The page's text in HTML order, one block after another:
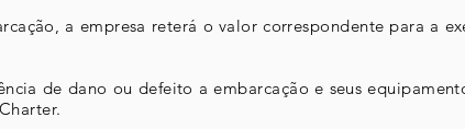
a empresa reterá o valor correspondente para a
de dano ou defeito a embarcação e seus